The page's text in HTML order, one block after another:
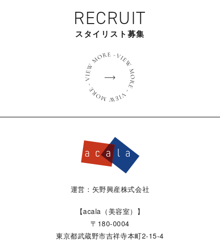
RECRUIT
スタイリスト募集
運営：矢野興産株式会社
【acala（美容室）】
〒180-0004
東京都武蔵野市吉祥寺本町2-15-4